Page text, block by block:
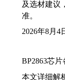
及选材建议
准。
2026年8月4
BP2863芯
本文详细解